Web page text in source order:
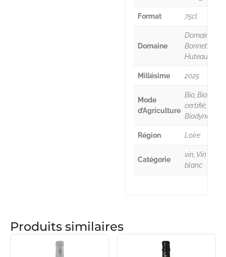
Format 75cl
Domaine
Domaine
Bonnet-
Huteau
Millésime 2025
Mode
d’Agriculture
Bio, Bio
certifié,
Biodynamie
Région Loire
Catégorie
vin, Vin
blanc
Produits similaires